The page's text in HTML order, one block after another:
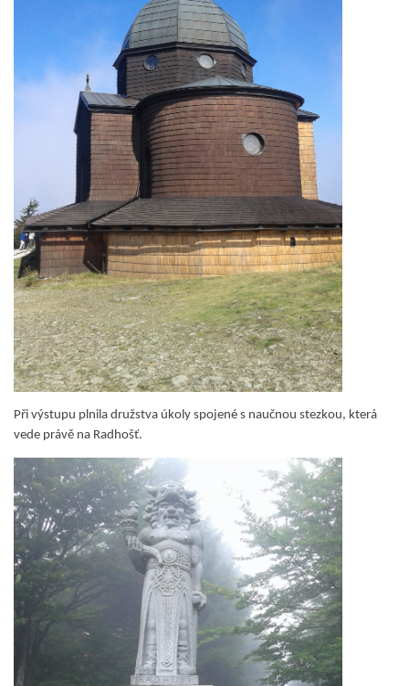
Při výstupu plnila družstva úkoly spojené s naučnou stezkou, která
vede právě na Radhošť.